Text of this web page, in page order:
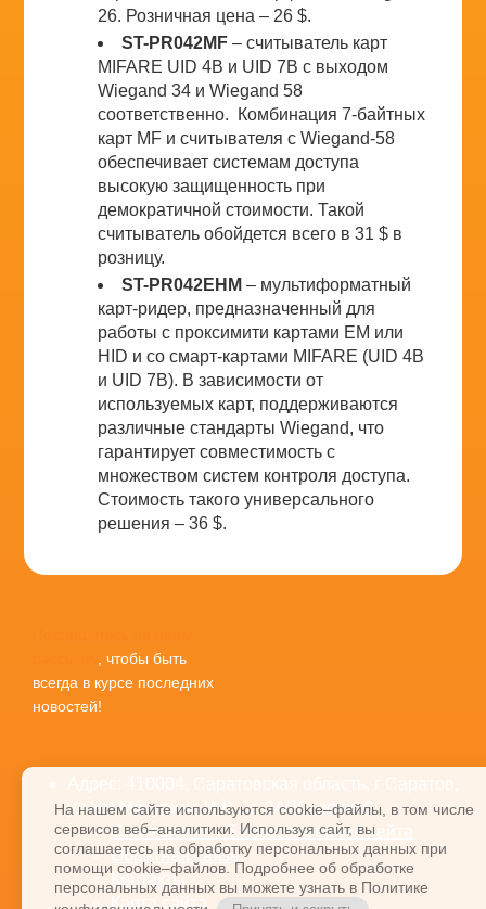
На нашем сайте используются cookie–файлы, в том числе
сервисов веб–аналитики. Используя сайт, вы
соглашаетесь на обработку персональных данных при
помощи cookie–файлов. Подробнее об обработке
персональных данных вы можете узнать в Политике
26. Розничная цена – 26 $.
ST-PR042MF– считыватель карт
MIFARE UID 4B и UID 7B с выходом
Wiegand 34 и Wiegand 58
соответственно. Комбинация 7-байтных
карт MF и считывателя с Wiegand-58
обеспечивает системам доступа
высокую защищенность при
демократичной стоимости. Такой
считыватель обойдется всего в 31 $ в
розницу.
ST-PR042EHM – мультиформатный
карт-ридер, предназначенный для
работы с проксимити картами EM или
HID и со смарт-картами MIFARE (UID 4B
и UID 7B). В зависимости от
используемых карт, поддерживаются
различные стандарты Wiegand, что
гарантирует совместимость с
множеством систем контроля доступа.
Стоимость такого универсального
решения – 36 $.
, чтобы быть
всегда в курсе последних
новостей!
ул Им Мичурина И.В., д. 24/30, офис 6
Соглашение об использовании сайта
Обратная связь
Контакты
Карта сайта